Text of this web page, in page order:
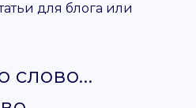
для блога или
слово…